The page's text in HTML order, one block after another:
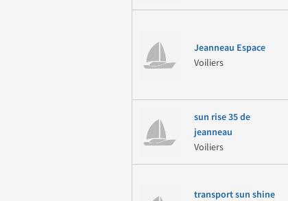
Jeanneau Espace
Voiliers
sun rise 35 de
jeanneau
Voiliers
transport sun shine